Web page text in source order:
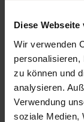
Diese
Wir verwenden
personalisieren,
zu können und
analysieren.
Verwendung
soziale Medien,